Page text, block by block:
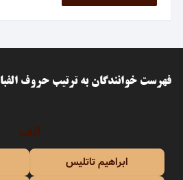
فهرست خوانندگان به ترتیب حروف الفبا
الف
ابراهیم تاتلیس